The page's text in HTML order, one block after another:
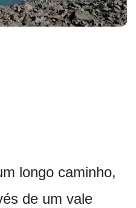
longo caminho,
de um vale